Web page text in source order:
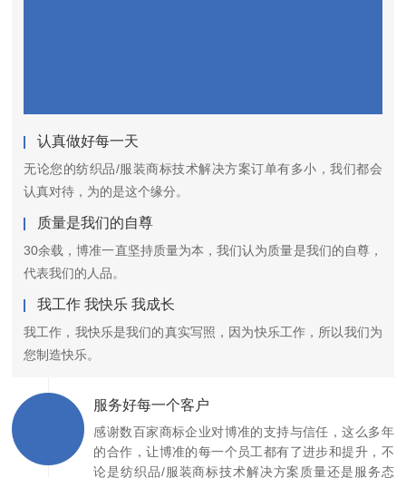
认真做好每一天
无论您的纺织品/服装商标技术解决方案订单有多小，我们都会
认真对待，为的是这个缘分。
质量是我们的自尊
30余载，博准一直坚持质量为本，我们认为质量是我们的自尊，
代表我们的人品。
我工作 我快乐 我成长
我工作，我快乐是我们的真实写照，因为快乐工作，所以我们为
您制造快乐。
服务好每一个客户
感谢数百家商标企业对博准的支持与信任，这么多年
的合作，让博准的每一个员工都有了进步和提升，不
论是纺织品/服装商标技术解决方案质量还是服务态